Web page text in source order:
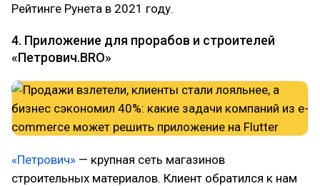
Рейтинге Рунета в 2021 году.
4. Приложение для прорабов и строителей
«Петрович.BRO»
«Петрович» — крупная сеть магазинов
строительных материалов. Клиент обратился к нам